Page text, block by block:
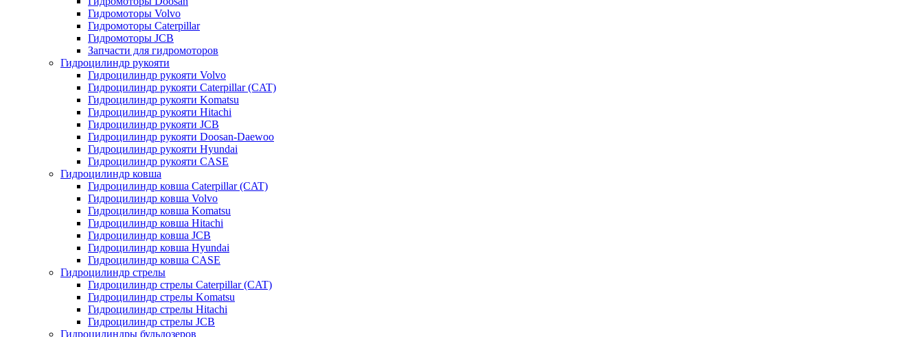
Гидромоторы Volvo
Гидромоторы Caterpillar
Гидромоторы JCB
Запчасти для гидромоторов
Гидроцилиндр рукояти
Гидроцилиндр рукояти Volvo
Гидроцилиндр рукояти Caterpillar (CAT)
Гидроцилиндр рукояти Komatsu
Гидроцилиндр рукояти Hitachi
Гидроцилиндр рукояти JCB
Гидроцилиндр рукояти Doosan-Daewoo
Гидроцилиндр рукояти Hyundai
Гидроцилиндр рукояти CASE
Гидроцилиндр ковша
Гидроцилиндр ковша Caterpillar (CAT)
Гидроцилиндр ковша Volvo
Гидроцилиндр ковша Komatsu
Гидроцилиндр ковша Hitachi
Гидроцилиндр ковша JCB
Гидроцилиндр ковша Hyundai
Гидроцилиндр ковша CASE
Гидроцилиндр стрелы
Гидроцилиндр стрелы Caterpillar (CAT)
Гидроцилиндр стрелы Komatsu
Гидроцилиндр стрелы Hitachi
Гидроцилиндр стрелы JCB
Гидроцилиндры бульдозеров